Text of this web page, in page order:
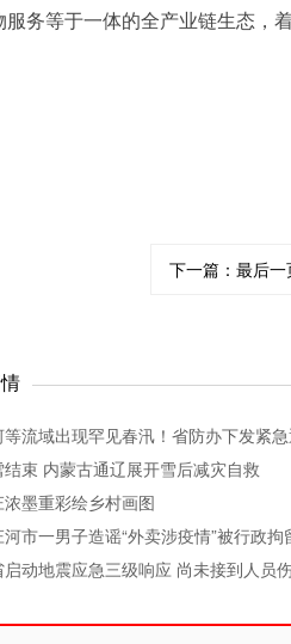
务等于一体的全产业链生态，
下一篇： 最后一
流域出现罕见春汛！省防办下发紧
束 内蒙古通辽展开雪后减灾自救
墨重彩绘乡村画图
市一男子造谣“外卖涉疫情”被行政拘
动地震应急三级响应 尚未接到人员